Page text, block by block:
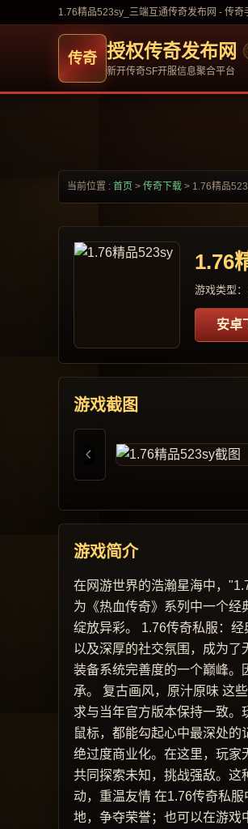
1.76精品523sy_三端互通传奇发布网 - 传奇
授权传奇发布网
新开传奇SF开服信息聚合平台
当前位置 : 首页 > 传奇下载 > 1.76精品
1.76
游戏类型
安卓
游戏截图
游戏简介
在网游世界的浩瀚星海中，
为《热血传奇》系列中一个
绽放异彩。 1.76传奇私服：
以及深厚的社交氛围，成为
装备系统完善度的一个巅峰。
承。 复古画风，原汁原味 这
求与当年官方版本保持一致
鼠标，都能勾起心中最深处
绝过度商业化。在这里，玩家
共同探索未知，挑战强敌。这
动，重温友情 在1.76传奇私
地，争夺荣誉；也可以在游戏